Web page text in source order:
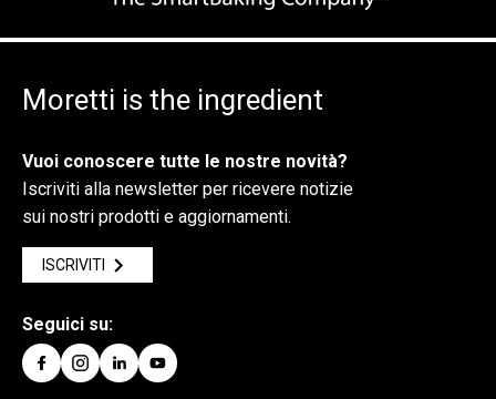
Moretti is the ingredient
Vuoi conoscere tutte le nostre novità?
Iscriviti alla newsletter per ricevere notizie
sui nostri prodotti e aggiornamenti.
ISCRIVITI
Seguici su: